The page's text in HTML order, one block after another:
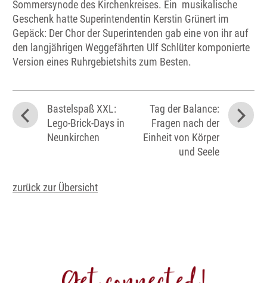
Sommersynode des Kirchenkreises. Ein musikalische
Geschenk hatte Superintendentin Kerstin Grünert im
Gepäck: Der Chor der Superintenden gab eine von ihr auf
den langjährigen Weggefährten Ulf Schlüter komponierte
Version eines Ruhrgebietshits zum Besten.
Bastelspaß XXL:
Lego-Brick-Days in
Neunkirchen
Tag der Balance:
Fragen nach der
Einheit von Körper
und Seele
zurück zur Übersicht